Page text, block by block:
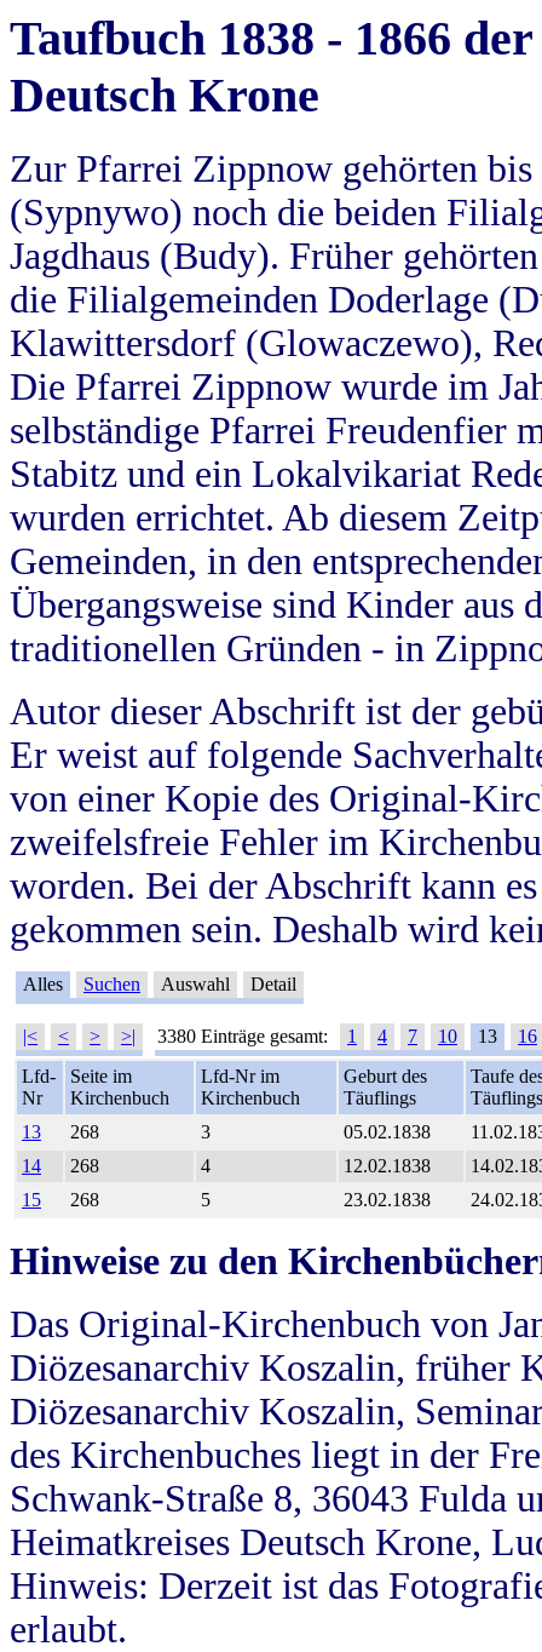
Taufbuch 1838 - 1866
Deutsch Krone
Zur Pfarrei Zippnow gehörten
(Sypnywo) noch die beiden
Jagdhaus (Budy). Früher
die Filialgemeinden Doderlage
Klawittersdorf (Glowaczewo),
Die Pfarrei Zippnow wurde im
selbständige Pfarrei Freudenfier
Stabitz und ein Lokalvikariat
wurden errichtet. Ab diesem
Gemeinden, in den
Übergangsweise sind Kinder aus
traditionellen Gründen - in
Autor dieser Abschrift ist der
Er weist auf folgende
von einer Kopie des Original-
zweifelsfreie Fehler im
worden. Bei der Abschrift kann
gekommen sein. Deshalb wird
Alles Suchen Auswahl Detail
|< < > >| 3380 Einträge gesamt: 1 4 7 10 13
16
Lfd-
Nr
Seite im
Kirchenbuch
Lfd-Nr im
Kirchenbuch
Geburt des
Täuflings
Taufe
Täuflings
13
268 3 05.02.1838
14
268 4 12.02.1838
15
268 5 23.02.1838
Hinweise zu den
Das Original-Kirchenbuch von
Diözesanarchiv Koszalin, früher
Diözesanarchiv Koszalin,
des Kirchenbuches liegt in der
Schwank-Straße 8, 36043 Fulda
Heimatkreises Deutsch Krone,
Hinweis: Derzeit ist das
erlaubt.